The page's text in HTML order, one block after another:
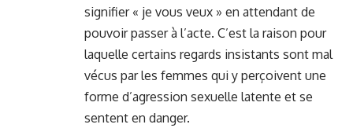
signifier « je vous veux » en attendant de
pouvoir passer à l’acte. C’est la raison pour
laquelle certains regards insistants sont mal
vécus par les femmes qui y perçoivent une
forme d’agression sexuelle latente et se
sentent en danger.